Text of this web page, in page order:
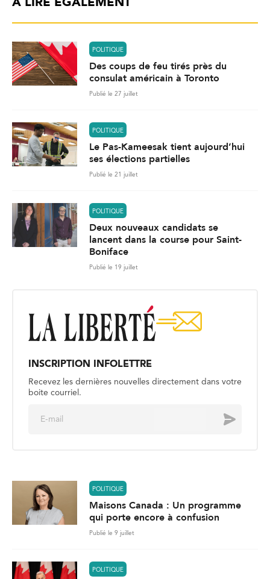
À LIRE ÉGALEMENT
POLITIQUE
Des coups de feu tirés près du
consulat américain à Toronto
Publié le 27 juillet
POLITIQUE
Le Pas-Kameesak tient aujourd’hui
ses élections partielles
Publié le 21 juillet
POLITIQUE
Deux nouveaux candidats se
lancent dans la course pour Saint-
Boniface
Publié le 19 juillet
INSCRIPTION INFOLETTRE
Recevez les dernières nouvelles directement dans votre
boite courriel.
Envoyer
POLITIQUE
Maisons Canada : Un programme
qui porte encore à confusion
Publié le 9 juillet
POLITIQUE